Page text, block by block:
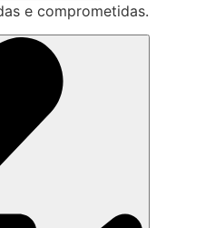
e comprometidas.